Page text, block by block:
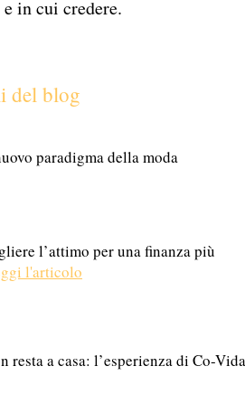
in cui credere.
del blog
paradigma della moda
l’attimo per una finanza più
l'articolo
resta a casa: l’esperienza di Co-Vida